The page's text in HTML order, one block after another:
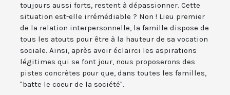
toujours aussi forts, restent à dépassionner. Cette
situation est-elle irrémédiable ? Non ! Lieu premier
de la relation interpersonnelle, la famille dispose de
tous les atouts pour être à la hauteur de sa vocation
sociale. Ainsi, après avoir éclairci les aspirations
légitimes qui se font jour, nous proposerons des
pistes concrètes pour que, dans toutes les familles,
"batte le coeur de la société".